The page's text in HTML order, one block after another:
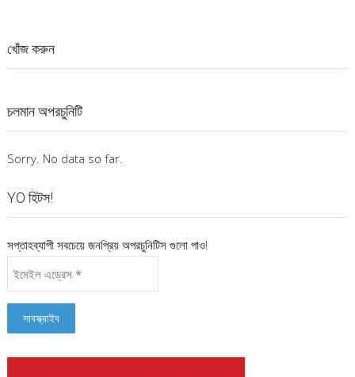
খোঁজ করুন
চলমান অপরচুনিটি
Sorry. No data so far.
YO হিটস!
সপ্তাহব্যাপী সবচেয়ে জনপ্রিয় অপরচুনিটিস গুলো পাও!